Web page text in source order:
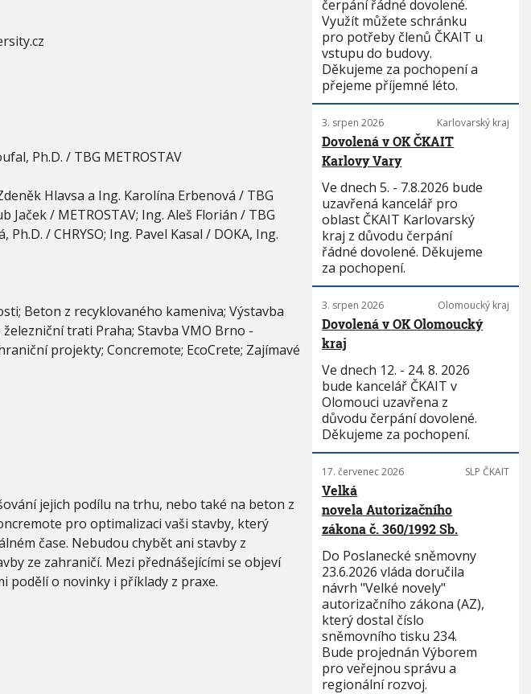
Ph.D. / TBG METROSTAV
Hlavsa a Ing. Karolína Erbenová / TBG
Jaček / METROSTAV; Ing. Aleš Florián / TBG
/ CHRYSO; Ing. Pavel Kasal / DOKA, Ing.
Beton z recyklovaného kameniva; Výstavba
trati Praha; Stavba VMO Brno -
projekty; Concremote; EcoCrete; Zajímavé
jejich podílu na trhu, nebo také na beton z
pro optimalizaci vaši stavby, který
čase. Nebudou chybět ani stavby z
ze zahraničí. Mezi přednášejícími se objeví
podělí o novinky i příklady z praxe.
čerpání řádné dovolené.
Využít můžete schránku
pro potřeby členů ČKAIT u
vstupu do budovy.
Děkujeme za pochopení a
přejeme příjemné léto.
3. srpen 2026 Karlovarský kraj
Dovolená v OK ČKAIT
Karlovy Vary
Ve dnech 5. - 7.8.2026 bude
uzavřená kancelář pro
oblast ČKAIT Karlovarský
kraj z důvodu čerpání
řádné dovolené. Děkujeme
za pochopení.
3. srpen 2026 Olomoucký kraj
Dovolená v OK Olomoucký
kraj
Ve dnech 12. - 24. 8. 2026
bude kancelář ČKAIT v
Olomouci uzavřena z
důvodu čerpání dovolené.
Děkujeme za pochopení.
17. červenec 2026 SLP ČKAIT
Velká
novela Autorizačního
zákona č. 360/1992 Sb.
Do Poslanecké sněmovny
23.6.2026 vláda doručila
návrh "Velké novely"
autorizačního zákona (AZ),
který dostal číslo
sněmovního tisku 234.
Bude projednán Výborem
pro veřejnou správu a
regionální rozvoj.